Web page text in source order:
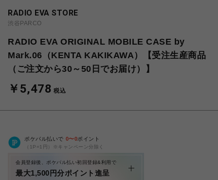
RADIO EVA STORE
渋谷PARCO
RADIO EVA ORIGINAL MOBILE CASE by
Mark.06（KENTA KAKIKAWA）【受注生産商品
（ご注文から30～50日でお届け）】
￥5,478 税込
ポケパル払いで 0〜0ポイント
（1P=1円）※キャンペーン分除く
会員登録後、ポケパル払い初回登録&利用で
最大1,500円分ポイント進呈